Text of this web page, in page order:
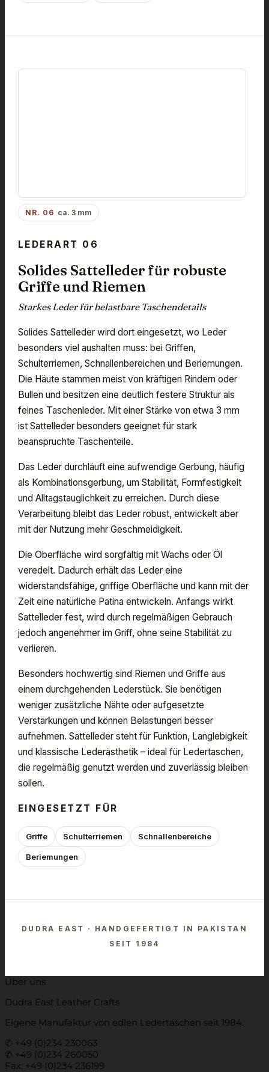
NR. 06 ca. 3 mm
LEDERART 06
Solides Sattelleder für robuste
Griffe und Riemen
Starkes Leder für belastbare Taschendetails
Solides Sattelleder wird dort eingesetzt, wo Leder
besonders viel aushalten muss: bei Griffen,
Schulterriemen, Schnallenbereichen und Beriemungen.
Die Häute stammen meist von kräftigen Rindern oder
Bullen und besitzen eine deutlich festere Struktur als
feines Taschenleder. Mit einer Stärke von etwa 3 mm
ist Sattelleder besonders geeignet für stark
beanspruchte Taschenteile.
Das Leder durchläuft eine aufwendige Gerbung, häufig
als Kombinationsgerbung, um Stabilität, Formfestigkeit
und Alltagstauglichkeit zu erreichen. Durch diese
Verarbeitung bleibt das Leder robust, entwickelt aber
mit der Nutzung mehr Geschmeidigkeit.
Die Oberfläche wird sorgfältig mit Wachs oder Öl
veredelt. Dadurch erhält das Leder eine
widerstandsfähige, griffige Oberfläche und kann mit der
Zeit eine natürliche Patina entwickeln. Anfangs wirkt
Sattelleder fest, wird durch regelmäßigen Gebrauch
jedoch angenehmer im Griff, ohne seine Stabilität zu
verlieren.
Besonders hochwertig sind Riemen und Griffe aus
einem durchgehenden Lederstück. Sie benötigen
weniger zusätzliche Nähte oder aufgesetzte
Verstärkungen und können Belastungen besser
aufnehmen. Sattelleder steht für Funktion, Langlebigkeit
und klassische Lederästhetik – ideal für Ledertaschen,
die regelmäßig genutzt werden und zuverlässig bleiben
sollen.
EINGESETZT FÜR
Griffe Schulterriemen Schnallenbereiche
Beriemungen
DUDRA EAST · HANDGEFERTIGT IN PAKISTAN
SEIT 1984
Über uns
Dudra East Leather Crafts
Eigene Manufaktur von edlen Ledertaschen seit 1984.
✆ +49 (0)234 230063
✆ +49 (0)234 260050
Fax: +49 (0)234 236199